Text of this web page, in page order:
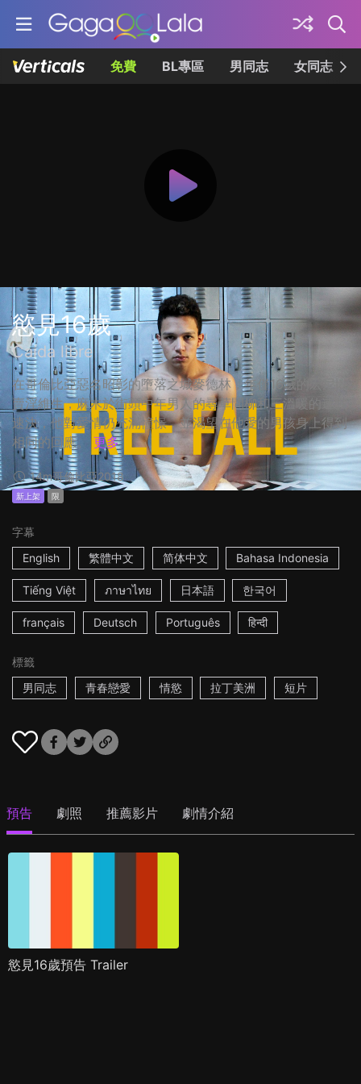
免費 BL專區 男同志 女同志
慾見16歲
Caída libre
在哥倫比亞惡名昭彰的墮落之城麥德林，年僅16歲的宏尼以
賣淫維生，麻木於街頭中年男人的尋草問柳和三溫暖的速戰
速決，他對愛情仍充滿憧憬，並渴望在他愛的男孩身上得到
相同的回應。
更多
14m哥倫比亞2018
新上架 限
字幕
English
繁體中文 简体中文 Bahasa Indonesia
Tiếng Việt ภาษาไทย 日本語 한국어
français Deutsch Português हिन्दी
標籤
男同志
青春戀愛 情慾 拉丁美洲 短片
預告 劇照 推薦影片 劇情介紹
慾見16歲預告 Trailer